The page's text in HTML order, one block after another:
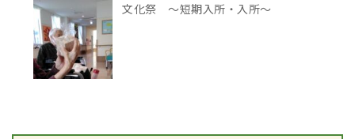
文化祭 ～短期入所・入所～